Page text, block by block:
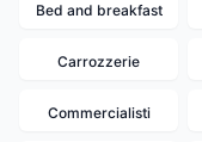
Bed and breakfast
Carrozzerie
Commercialisti